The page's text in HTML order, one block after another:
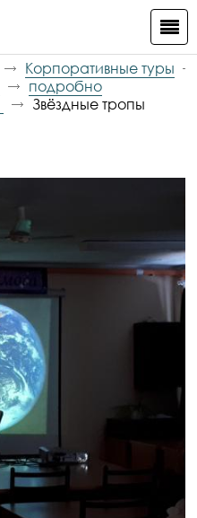
Корпоративные туры
подробно
Звёздные тропы